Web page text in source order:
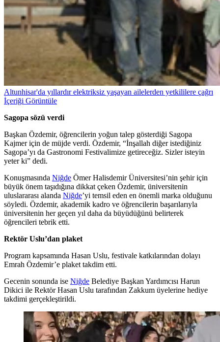
Altunhisar'da yıllardır elektriksiz yaşayan ailelerden yetkililere çağrı
İçeriği Görüntüle
Sagopa sözü verdi
Başkan Özdemir, öğrencilerin yoğun talep gösterdiği Sagopa
Kajmer için de müjde verdi. Özdemir, “İnşallah diğer istediğiniz
Sagopa’yı da Gastronomi Festivalimize getireceğiz. Sizler isteyin
yeter ki” dedi.
Konuşmasında Niğde Ömer Halisdemir Üniversitesi’nin şehir için
büyük önem taşıdığına dikkat çeken Özdemir, üniversitenin
uluslararası alanda Niğde’yi temsil eden en önemli marka olduğunu
söyledi. Özdemir, akademik kadro ve öğrencilerin başarılarıyla
üniversitenin her geçen yıl daha da büyüdüğünü belirterek
öğrencileri tebrik etti.
Rektör Uslu’dan plaket
Program kapsamında Hasan Uslu, festivale katkılarından dolayı
Emrah Özdemir’e plaket takdim etti.
Gecenin sonunda ise Niğde Belediye Başkan Yardımcısı Harun
Dikici ile Rektör Hasan Uslu tarafından Zakkum üyelerine hediye
takdimi gerçekleştirildi.